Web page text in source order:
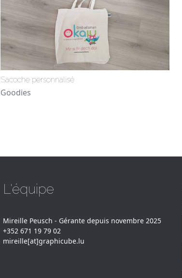
Sacoche personnalisé
Goodies
L'équipe
Mireille Peusch - Gérante depuis novembre 2025
+352 671 19 79 02
mireille[at]graphicube.lu